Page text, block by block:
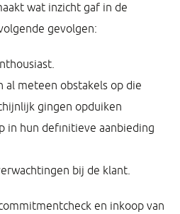
wat inzicht gaf in de
gevolgen:
al meteen obstakels op die
gingen opduiken
in hun definitieve aanbieding
bij de klant.
en inkoop van